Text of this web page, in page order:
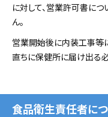
に対して、営業許可書に
ん。
営業開始後に内装工事等
直ちに保健所に届け出る
食品衛生責任者に